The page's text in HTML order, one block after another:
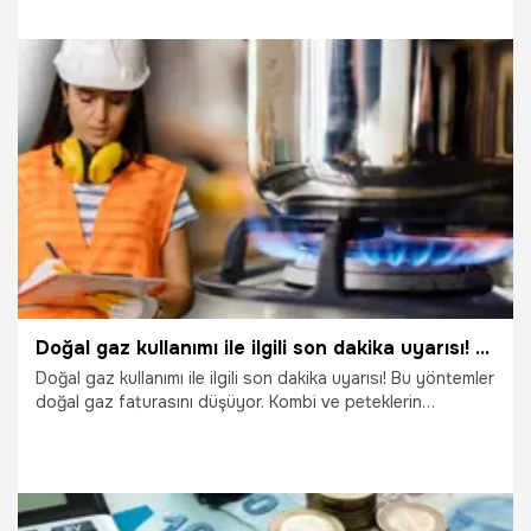
yalıtım yoksa gelen faturanın yarısı boşa ödenmiş oluyor."
diyerek doğal gaz faturasından tasarruf etmenin püf
noktalarını açıkladı.
25.10.2022 Ekonomi
Doğal gaz kullanımı ile ilgili son dakika uyarısı! Faturayı düşürüyor
Doğal gaz kullanımı ile ilgili son dakika uyarısı! Bu yöntemler
doğal gaz faturasını düşüyor. Kombi ve peteklerin